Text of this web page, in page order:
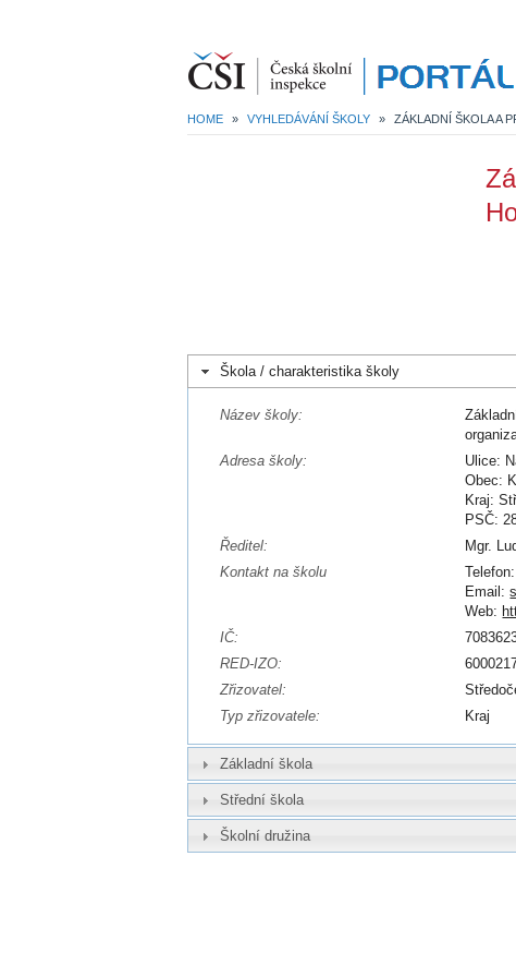
HOME » VYHLEDÁVÁNÍ ŠKOLY »
Škola / charakteristika školy
Název školy:
Adresa školy:
Ulice:
Obec:
Kraj:
PSČ:
Ředitel:
Mgr.
Kontakt na školu
Email:
Web:
IČ:
RED-IZO:
Zřizovatel:
Typ zřizovatele:
Kraj
Základní škola
Střední škola
Školní družina